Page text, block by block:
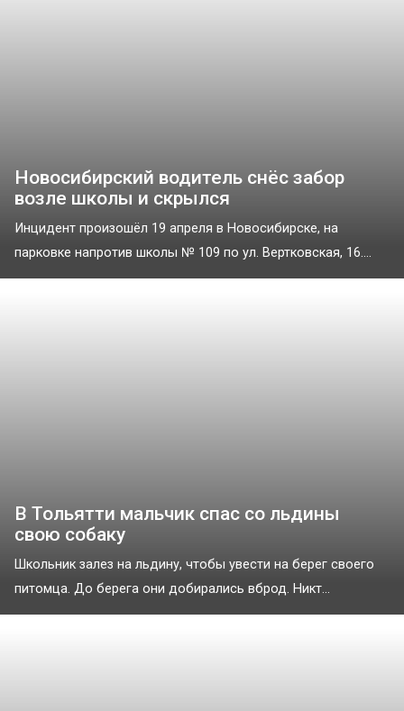
Новосибирский водитель снёс забор
возле школы и скрылся
Инцидент произошёл 19 апреля в Новосибирске, на
парковке напротив школы № 109 по ул. Вертковская, 16....
В Тольятти мальчик спас со льдины
свою собаку
Школьник залез на льдину, чтобы увести на берег своего
питомца. До берега они добирались вброд. Никт...